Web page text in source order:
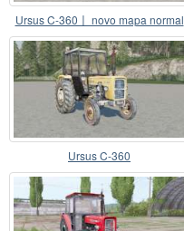
Ursus C-360〡 novo mapa normal
Ursus C-360